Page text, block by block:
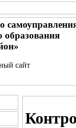
образования
сайт